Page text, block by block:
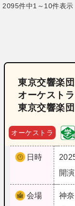
2095件中1～10件表示
東京交響楽
オーケスト
東京交響楽団
オーケストラ
日時
開
会場 神奈